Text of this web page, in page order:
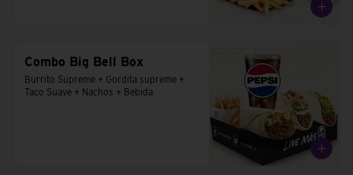
Combo Big Bell Box
Burrito Supreme + Gordita supreme +
Taco Suave + Nachos + Bebida